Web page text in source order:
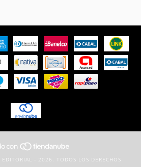
EDITORIAL - 2026. TODOS LOS DERECHOS